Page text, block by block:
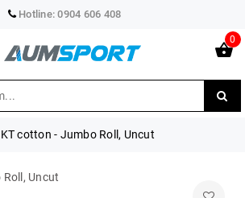
Hotline:0904 606 408
0
KT cotton - Jumbo Roll, Uncut